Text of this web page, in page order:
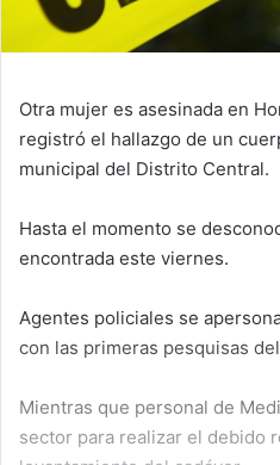
Otra mujer es asesinada en
registró el hallazgo de un
municipal del Distrito Central.
Hasta el momento se
encontrada este viernes.
Agentes policiales se
con las primeras pesquisas
Mientras que personal de
sector para realizar el debido